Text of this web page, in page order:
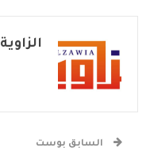
الزاوية
السابق بوست